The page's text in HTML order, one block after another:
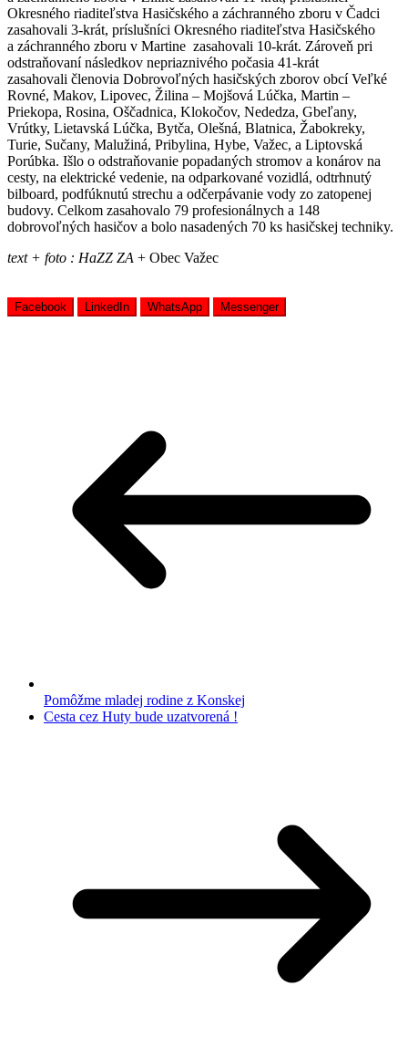
Okresného riaditeľstva Hasičského a záchranného zboru v Čadci
zasahovali 3-krát, príslušníci Okresného riaditeľstva Hasičského
a záchranného zboru v Martine zasahovali 10-krát. Zároveň pri
odstraňovaní následkov nepriaznivého počasia 41-krát
zasahovali členovia Dobrovoľných hasičských zborov obcí Veľké
Rovné, Makov, Lipovec, Žilina – Mojšová Lúčka, Martin –
Priekopa, Rosina, Oščadnica, Klokočov, Nededza, Gbeľany,
Vrútky, Lietavská Lúčka, Bytča, Olešná, Blatnica, Žabokreky,
Turie, Sučany, Malužiná, Pribylina, Hybe, Važec, a Liptovská
Porúbka. Išlo o odstraňovanie popadaných stromov a konárov na
cesty, na elektrické vedenie, na odparkované vozidlá, odtrhnutý
bilboard, podfúknutú strechu a odčerpávanie vody zo zatopenej
budovy. Celkom zasahovalo 79 profesionálnych a 148
dobrovoľných hasičov a bolo nasadených 70 ks hasičskej techniky.
text + foto : HaZZ ZA + Obec Važec
Facebook LinkedIn WhatsApp Messenger
Pomôžme mladej rodine z Konskej
Cesta cez Huty bude uzatvorená !